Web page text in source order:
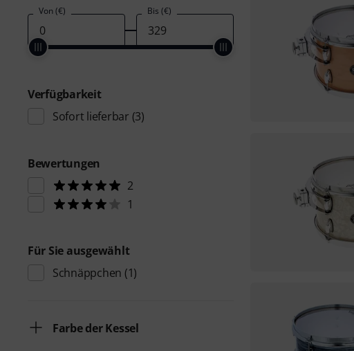
Von (€) Bis (€)
Verfügbarkeit
Sofort lieferbar (3)
Bewertungen
2
1
Für Sie ausgewählt
Schnäppchen (1)
Farbe der Kessel